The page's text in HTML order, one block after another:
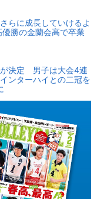
らに成長していけるよ
勝の金蘭会高で卒業
決定 男子は大会4連
ンターハイとの二冠を